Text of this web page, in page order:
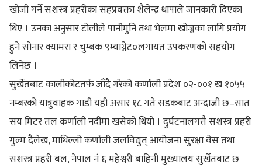
खोजी गर्ने सशस्त्र प्रहरीका सहप्रवक्ता शैलेन्द्र थापाले जानकारी दिएका
थिए । उनका अनुसार टोलीले पानीमुनि तथा भेलमा खोज्नका लागि प्रयोग
हुने सोनार क्यामरा र चुम्बक ९म्याग्नेट०लगायत उपकरणको सहयोग
लिनेछ ।
सुर्खेतबाट कालीकोटतर्फ जाँदै गरेको कर्णाली प्रदेश ०२-००१ ख १०५५
नम्बरको यात्रुवाहक गाडी यही असार १८ गते सडकबाट अन्दाजी छ–सात
सय मिटर तल कर्णाली नदीमा खसेको थियो । दुर्घटनालगत्तै सशस्त्र प्रहरी
गुल्म दैलेख, माथिल्लो कर्णाली जलविद्युत् आयोजना सुरक्षा वेस तथा
सशस्त्र प्रहरी बल, नेपाल नं ६ महेश्वरी बाहिनी मुख्यालय सुर्खेतबाट छ